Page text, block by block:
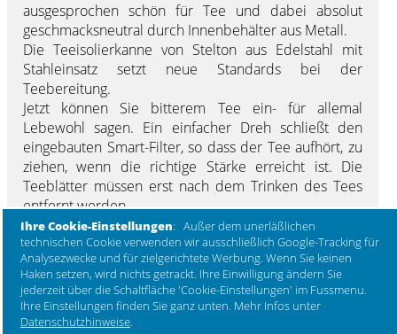
Ihre Cookie-Einstellungen: Außer dem unerläßlichen
technischen Cookie verwenden wir ausschließlich Google-Tracking für
Analysezwecke und für zielgerichtete Werbung. Wenn Sie keinen
Haken setzen, wird nichts getrackt. Ihre Einwilligung ändern Sie
jederzeit über die Schaltfläche 'Cookie-Einstellungen' im Fussmenu.
Ihre Einstellungen finden Sie ganz unten. Mehr Infos unter
Datenschutzhinweise.
Mehr Marken ...
ausgesprochen schön für Tee und dabei absolut
geschmacksneutral durch Innenbehälter aus Metall.
Die Teeisolierkanne von Stelton aus Edelstahl mit
Stahleinsatz setzt neue Standards bei der
Teebereitung.
Jetzt können Sie bitterem Tee ein- für allemal
Lebewohl sagen. Ein einfacher Dreh schließt den
eingebauten Smart-Filter, so dass der Tee aufhört, zu
ziehen, wenn die richtige Stärke erreicht ist. Die
Teeblätter müssen erst nach dem Trinken des Tees
entfernt werden.
Eine Fusion von Tradition und Innovation verleiht der
Kanne ihren harmonischen Körper aus
hochglanzlackiertem Edelstahl. Der Griff aus
hochschlagfestem Kunststoff gibt der Kanne eine
moderne Note.
Design 2013 HolmbäckNordentoft.